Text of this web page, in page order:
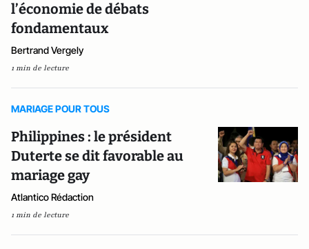
l’économie de débats
fondamentaux
Bertrand Vergely
1 min de lecture
MARIAGE POUR TOUS
Philippines : le président
Duterte se dit favorable au
mariage gay
Atlantico Rédaction
1 min de lecture